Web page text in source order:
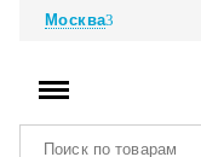
Москва